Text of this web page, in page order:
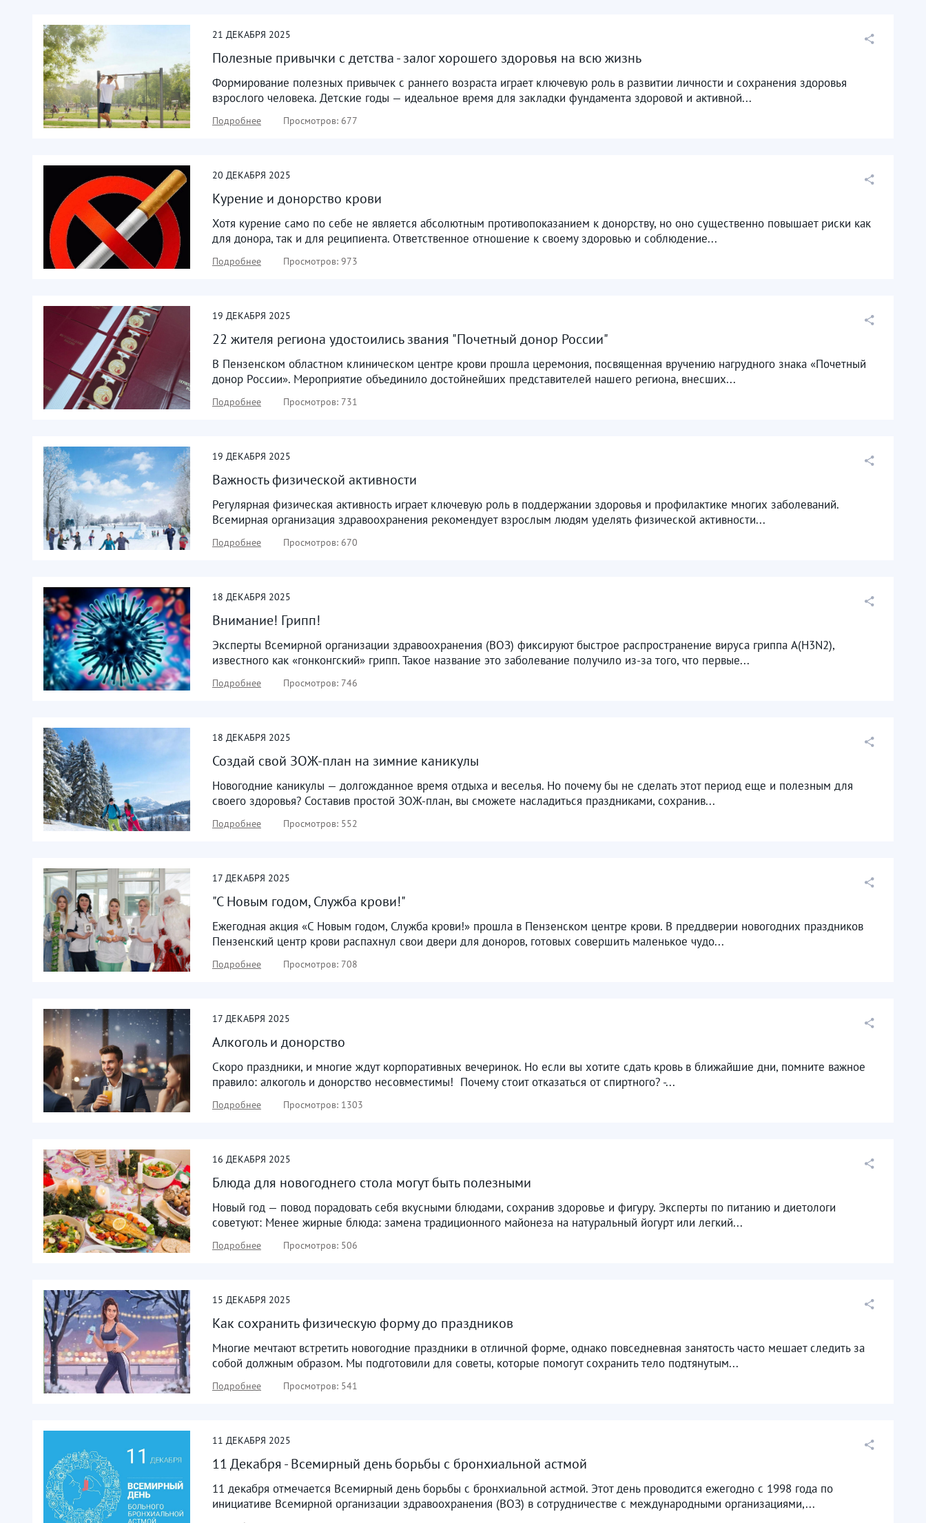
21 ДЕКАБРЯ 2025
Полезные привычки с детства - залог хорошего здоровья на всю жизнь
Формирование полезных привычек с раннего возраста играет ключевую роль в развитии личности и сохранения здоровья
взрослого человека. Детские годы — идеальное время для закладки фундамента здоровой и активной...
Подробнее Просмотров: 677
20 ДЕКАБРЯ 2025
Курение и донорство крови
Хотя курение само по себе не является абсолютным противопоказанием к донорству, но оно существенно повышает риски как
для донора, так и для реципиента. Ответственное отношение к своему здоровью и соблюдение...
Подробнее Просмотров: 973
19 ДЕКАБРЯ 2025
22 жителя региона удостоились звания "Почетный донор России"
В Пензенском областном клиническом центре крови прошла церемония, посвященная вручению нагрудного знака «Почетный
донор России». Мероприятие объединило достойнейших представителей нашего региона, внесших...
Подробнее Просмотров: 731
19 ДЕКАБРЯ 2025
Важность физической активности
Регулярная физическая активность играет ключевую роль в поддержании здоровья и профилактике многих заболеваний.
Всемирная организация здравоохранения рекомендует взрослым людям уделять физической активности...
Подробнее Просмотров: 670
18 ДЕКАБРЯ 2025
Внимание! Грипп!
Эксперты Всемирной организации здравоохранения (ВОЗ) фиксируют быстрое распространение вируса гриппа A(H3N2),
известного как «гонконгский» грипп. Такое название это заболевание получило из-за того, что первые...
Подробнее Просмотров: 746
18 ДЕКАБРЯ 2025
Создай свой ЗОЖ-план на зимние каникулы
Новогодние каникулы — долгожданное время отдыха и веселья. Но почему бы не сделать этот период еще и полезным для
своего здоровья? Составив простой ЗОЖ-план, вы сможете насладиться праздниками, сохранив...
Подробнее Просмотров: 552
17 ДЕКАБРЯ 2025
"С Новым годом, Служба крови!"
Ежегодная акция «С Новым годом, Служба крови!» прошла в Пензенском центре крови. В преддверии новогодних праздников
Пензенский центр крови распахнул свои двери для доноров, готовых совершить маленькое чудо...
Подробнее Просмотров: 708
17 ДЕКАБРЯ 2025
Алкоголь и донорство
Скоро праздники, и многие ждут корпоративных вечеринок. Но если вы хотите сдать кровь в ближайшие дни, помните важное
правило: алкоголь и донорство несовместимы! ⁣ Почему стоит отказаться от спиртного? -...
Подробнее Просмотров: 1303
16 ДЕКАБРЯ 2025
Блюда для новогоднего стола могут быть полезными
Новый год — повод порадовать себя вкусными блюдами, сохранив здоровье и фигуру. Эксперты по питанию и диетологи
советуют: Менее жирные блюда: замена традиционного майонеза на натуральный йогурт или легкий...
Подробнее Просмотров: 506
15 ДЕКАБРЯ 2025
Как сохранить физическую форму до праздников
Многие мечтают встретить новогодние праздники в отличной форме, однако повседневная занятость часто мешает следить за
собой должным образом. Мы подготовили для советы, которые помогут сохранить тело подтянутым...
Подробнее Просмотров: 541
11 ДЕКАБРЯ 2025
11 Декабря - Всемирный день борьбы с бронхиальной астмой
11 декабря отмечается Всемирный день борьбы с бронхиальной астмой. Этот день проводится ежегодно с 1998 года по
инициативе Всемирной организации здравоохранения (ВОЗ) в сотрудничестве с международными организациями,...